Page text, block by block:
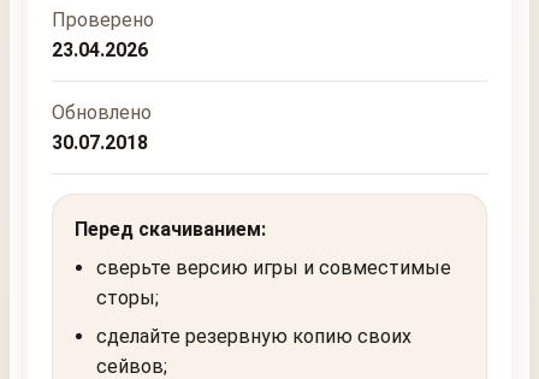
Проверено
23.04.2026
Обновлено
30.07.2018
Перед скачиванием:
сверьте версию игры и совместимые
сторы;
сделайте резервную копию своих
сейвов;